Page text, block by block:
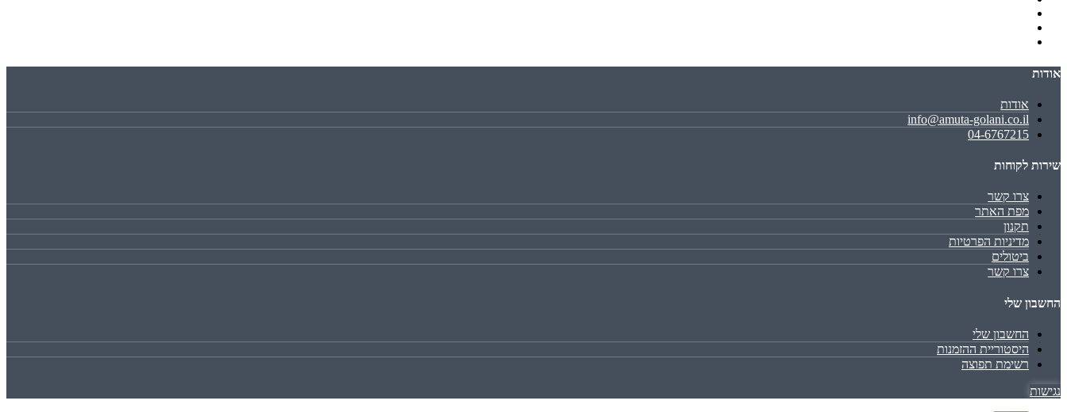
אודות
אודות
info@amuta-golani.co.il
04-6767215
שירות לקוחות
צרו קשר
מפת האתר
תקנון
מדיניות הפרטיות
ביטולים
צרו קשר
החשבון שלי
החשבון שלי
היסטוריית ההזמנות
רשימת תפוצה
נגישות